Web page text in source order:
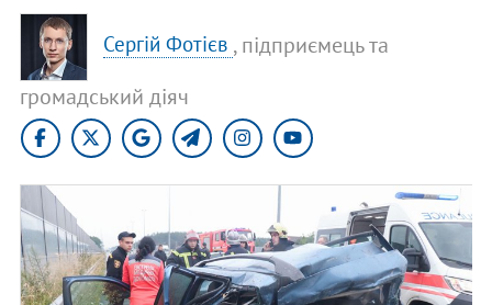
Сергій Фотієв , підприємець та
громадський діяч